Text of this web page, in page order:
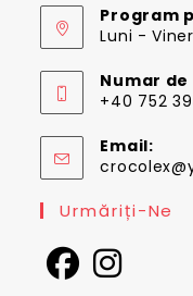
Program
Luni -
Numar
+40 752
Email:
Urmăriți-Ne